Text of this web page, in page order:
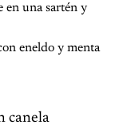
en una sartén y
eneldo y menta
canela